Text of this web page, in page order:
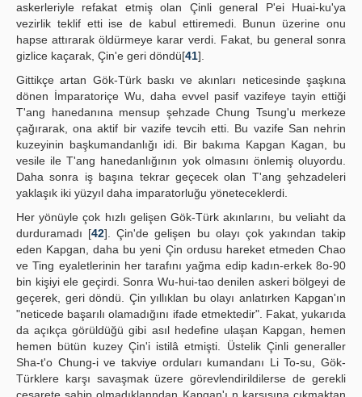
askerleriyle refakat etmiş olan Çinli general P'ei Huai-ku'ya
vezirlik teklif etti ise de kabul ettiremedi. Bunun üzerine onu
hapse attırarak öldürmeye karar verdi. Fakat, bu general sonra
gizlice kaçarak, Çin'e geri döndü[41].
Gittikçe artan Gök-Türk baskı ve akınları neticesinde şaşkına
dönen İmparatoriçe Wu, daha evvel pasif vazifeye tayin ettiği
T'ang hanedanına mensup şehzade Chung Tsung'u merkeze
çağırarak, ona aktif bir vazife tevcih etti. Bu vazife San nehrin
kuzeyinin başkumandanlığı idi. Bir bakıma Kapgan Kagan, bu
vesile ile T'ang hanedanlığının yok olmasını önlemiş oluyordu.
Daha sonra iş başına tekrar geçecek olan T'ang şehzadeleri
yaklaşık iki yüzyıl daha imparatorluğu yöneteceklerdi.
Her yönüyle çok hızlı gelişen Gök-Türk akınlarını, bu veliaht da
durduramadı [42]. Çin'de gelişen bu olayı çok yakından takip
eden Kapgan, daha bu yeni Çin ordusu hareket etmeden Chao
ve Ting eyaletlerinin her tarafını yağma edip kadın-erkek 8o-90
bin kişiyi ele geçirdi. Sonra Wu-hui-tao denilen askeri bölgeyi de
geçerek, geri döndü. Çin yıllıklan bu olayı anlatırken Kapgan'ın
"neticede başarılı olamadığını ifade etmektedir". Fakat, yukarıda
da açıkça görüldüğü gibi asıl hedefine ulaşan Kapgan, hemen
hemen bütün kuzey Çin'i istilâ etmişti. Üstelik Çinli generaller
Sha-t'o Chung-i ve takviye orduları kumandanı Li To-su, Gök-
Türklere karşı savaşmak üzere görevlendirildilerse de gerekli